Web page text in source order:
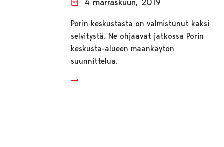
4 marraskuun, 2019
Porin keskustasta on valmistunut kaksi
selvitystä. Ne ohjaavat jatkossa Porin
keskusta-alueen maankäytön
suunnittelua.